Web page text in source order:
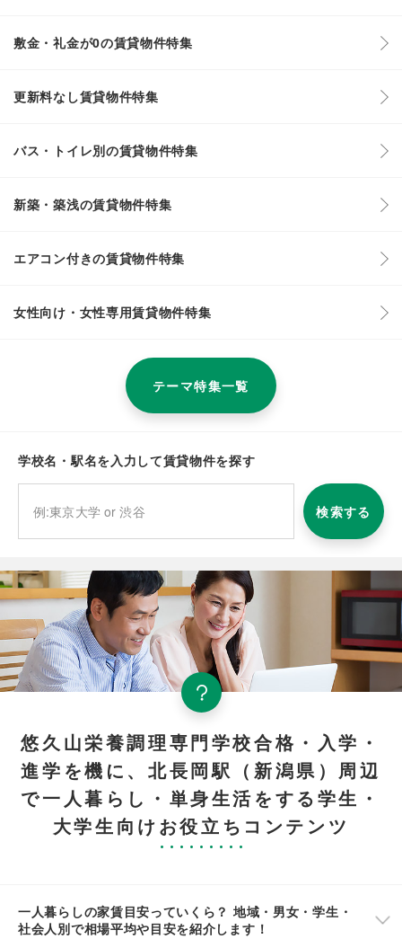
敷金・礼金が0の賃貸物件特集
更新料なし賃貸物件特集
バス・トイレ別の賃貸物件特集
新築・築浅の賃貸物件特集
エアコン付きの賃貸物件特集
女性向け・女性専用賃貸物件特集
テーマ特集一覧
学校名・駅名を入力して賃貸物件を探す
検索する
悠久山栄養調理専門学校合格・入学・
進学を機に、北長岡駅（新潟県）周辺
で一人暮らし・単身生活をする学生・
大学生向けお役立ちコンテンツ
一人暮らしの家賃目安っていくら？ 地域・男女・学生・
社会人別で相場平均や目安を紹介します！